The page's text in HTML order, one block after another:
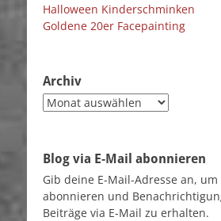
Halloween Kinderschminken
Goldene 20er Facepainting
Archiv
Archiv
Blog via E-Mail abonnieren
Gib deine E-Mail-Adresse an,
abonnieren und
Beiträge via E-Mail zu erhalten.